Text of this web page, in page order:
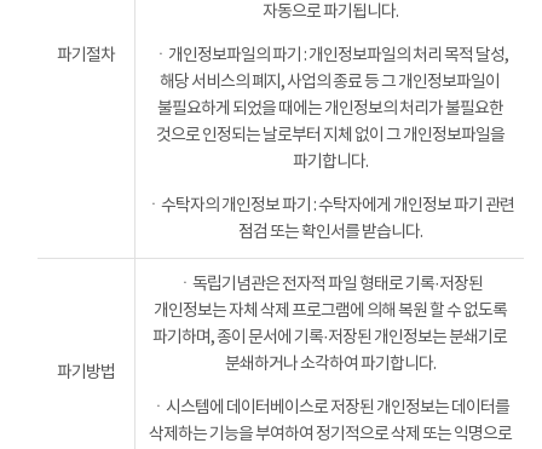
파기절차
자동으로 파기됩니다.
ㆍ개인정보파일의 파기 : 개인정보파일의 처리 목적 달성,
해당 서비스의 폐지, 사업의 종료 등 그 개인정보파일이
불필요하게 되었을 때에는 개인정보의 처리가 불필요한
것으로 인정되는 날로부터 지체 없이 그 개인정보파일을
파기합니다.
ㆍ수탁자의 개인정보 파기 : 수탁자에게 개인정보 파기 관련
점검 또는 확인서를 받습니다.
파기방법
ㆍ독립기념관은 전자적 파일 형태로 기록·저장된
개인정보는 자체 삭제 프로그램에 의해 복원 할 수 없도록
파기하며, 종이 문서에 기록·저장된 개인정보는 분쇄기로
분쇄하거나 소각하여 파기합니다.
ㆍ시스템에 데이터베이스로 저장된 개인정보는 데이터를
삭제하는 기능을 부여하여 정기적으로 삭제 또는 익명으로